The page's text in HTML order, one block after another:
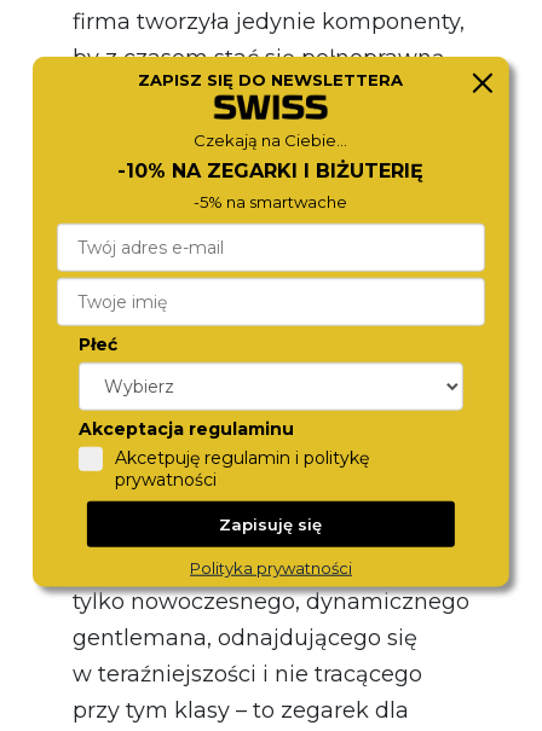
firma tworzyła jedynie komponenty,
by z czasem stać się pełnoprawną
manufakturą zegarmistrzowską z
działalnością prowadzoną na
wszystkich znaczących rynkach. Do
dziś marka Roamer kultywuje
tradycję poszanowania kunsztu
zegarmistrzowskiego i podążania
ścieżką innowacji starając się przy
tym zachować jak najwięcej ze
swojej wieloletniej kultury.
Dla kogo?
Jeśli lubisz posłuchać muzyki z płyt
winylowych? Cenisz sobie zasady
savoir-vivre’u? Nie jesteś jednak
typem flegmatycznego anglika,
tylko nowoczesnego, dynamicznego
gentlemana, odnajdującego się
w teraźniejszości i nie tracącego
przy tym klasy – to zegarek dla
ZAPISZ SIĘ DO NEWSLETTERA
Czekają na Ciebie...
-10% NA ZEGARKI I BIŻUTERIĘ
-5% na smartwache
Płeć
Akceptacja regulaminu
Akcetpuję regulamin i politykę
prywatności
Zapisuję się
Polityka prywatności